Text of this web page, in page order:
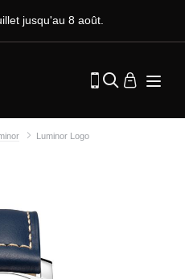
jusqu'au 8 août.
Luminor Logo